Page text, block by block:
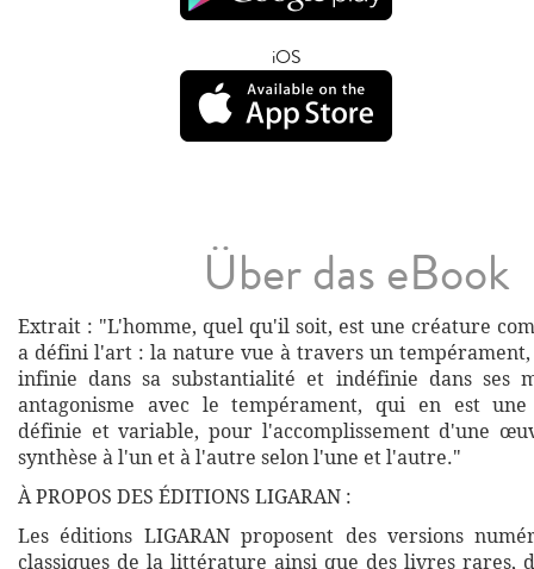
iOS
Über das eBook
Extrait : "L'homme, quel qu'il soit, est une créature
a défini l'art : la nature vue à travers un
infinie dans sa substantialité et indéfinie dans ses
antagonisme avec le tempérament, qui en est
définie et variable, pour l'accomplissement d'une
synthèse à l'un et à l'autre selon l'une et l'autre."
À PROPOS DES ÉDITIONS LIGARAN :
Les éditions LIGARAN proposent des versions
classiques de la littérature ainsi que des livres rares,